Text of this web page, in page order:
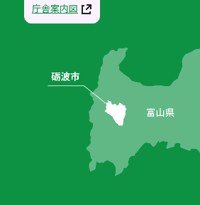
庁舎案内図